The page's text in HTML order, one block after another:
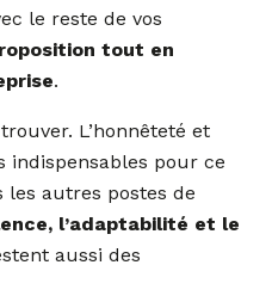
le reste de vos
tout en
.
L’honnêteté et
indispensables pour ce
autres postes de
l’adaptabilité et le
aussi des